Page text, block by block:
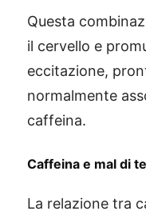
Questa
il cervello e
eccitazione,
normalmente
caffeina.
Caffeina e mal di
La relazione tra